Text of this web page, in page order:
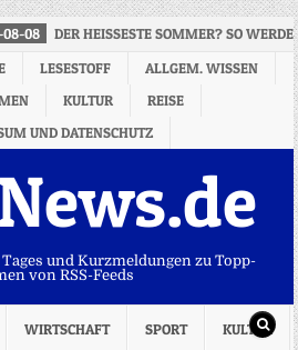
08-08
DER HEISSESTE SOMMER? SO
LESESTOFF
ALLGEM. WISSEN
KULTUR
REISE
UND DATENSCHUTZ
und Kurzmeldungen zu Topp-
von RSS-Feeds
WIRTSCHAFT SPORT KULTUR